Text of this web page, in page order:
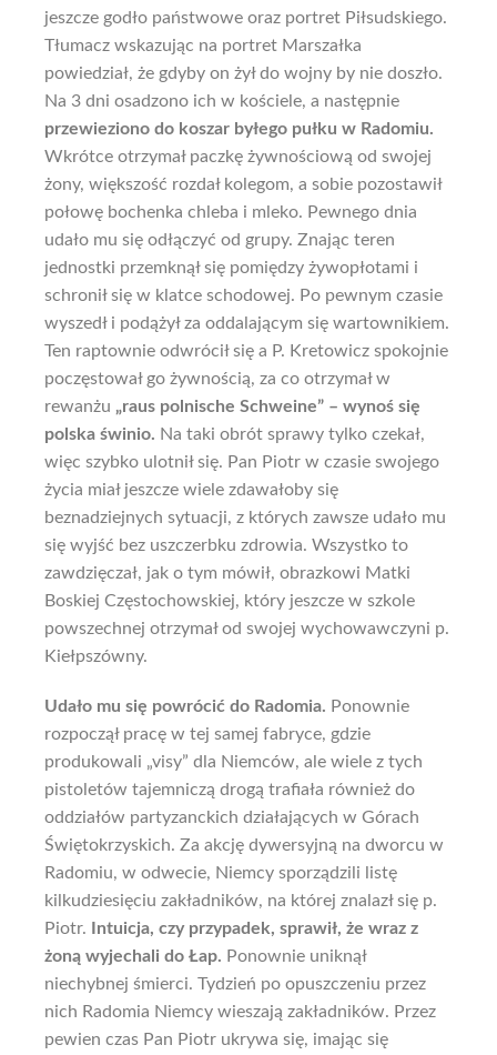
jeszcze godło państwowe oraz portret Piłsudskiego.
Tłumacz wskazując na portret Marszałka
powiedział, że gdyby on żył do wojny by nie doszło.
Na 3 dni osadzono ich w kościele, a następnie
przewieziono do koszar byłego pułku w Radomiu.
Wkrótce otrzymał paczkę żywnościową od swojej
żony, większość rozdał kolegom, a sobie pozostawił
połowę bochenka chleba i mleko. Pewnego dnia
udało mu się odłączyć od grupy. Znając teren
jednostki przemknął się pomiędzy żywopłotami i
schronił się w klatce schodowej. Po pewnym czasie
wyszedł i podążył za oddalającym się wartownikiem.
Ten raptownie odwrócił się a P. Kretowicz spokojnie
poczęstował go żywnością, za co otrzymał w
rewanżu „raus polnische Schweine” – wynoś się
polska świnio. Na taki obrót sprawy tylko czekał,
więc szybko ulotnił się. Pan Piotr w czasie swojego
życia miał jeszcze wiele zdawałoby się
beznadziejnych sytuacji, z których zawsze udało mu
się wyjść bez uszczerbku zdrowia. Wszystko to
zawdzięczał, jak o tym mówił, obrazkowi Matki
Boskiej Częstochowskiej, który jeszcze w szkole
powszechnej otrzymał od swojej wychowawczyni p.
Kiełpszówny.
Udało mu się powrócić do Radomia. Ponownie
rozpoczął pracę w tej samej fabryce, gdzie
produkowali „visy” dla Niemców, ale wiele z tych
pistoletów tajemniczą drogą trafiała również do
oddziałów partyzanckich działających w Górach
Świętokrzyskich. Za akcję dywersyjną na dworcu w
Radomiu, w odwecie, Niemcy sporządzili listę
kilkudziesięciu zakładników, na której znalazł się p.
Piotr.
Intuicja, czy przypadek, sprawił, że wraz z
żoną wyjechali do Łap. Ponownie uniknął
niechybnej śmierci. Tydzień po opuszczeniu przez
nich Radomia Niemcy wieszają zakładników. Przez
pewien czas Pan Piotr ukrywa się, imając się